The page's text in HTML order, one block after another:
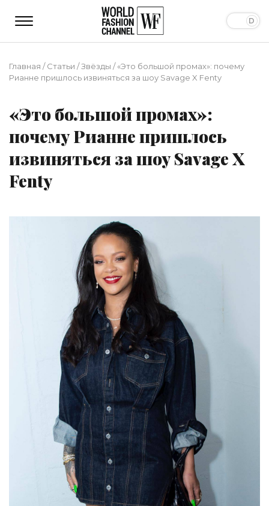
Главная /Статьи /Звёзды /«Это большой промах»: почему
Рианне пришлось извиняться за шоу Savage X Fenty
«Это большой промах»:
почему Рианне пришлось
извиняться за шоу Savage X
Fenty